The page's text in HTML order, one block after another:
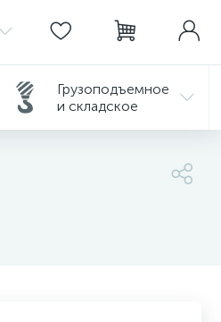
Грузоподъемное
и складское